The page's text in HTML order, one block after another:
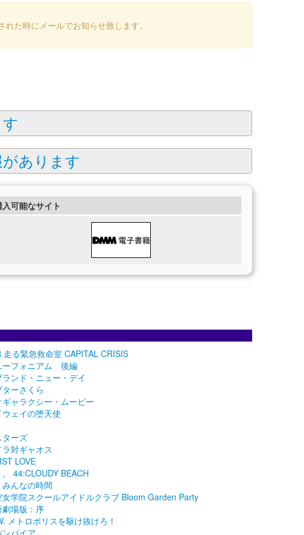
た時にメールでお知らせ致します。
あります
可能なサイト
走る緊急救命室 CAPITAL CRISIS
フォニアム 後編
ンド・ニュー・デイ
ーさくら
ャラクシー・ムービー
ェイの堕天使
ターズ
対ギャオス
LOVE
44:CLOUDY BEACH
んなの時間
学院スクールアイドルクラブ Bloom Garden Party
場版：序
メトロポリスを駆け抜けろ！
パイア